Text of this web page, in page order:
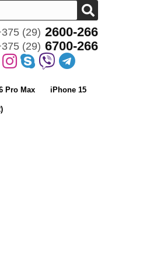
(29) 2600-266
(29) 6700-266
Pro Max iPhone 15